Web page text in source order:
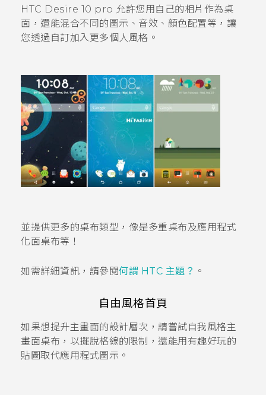
HTC Desire 10 pro 允許您用自己的相片作為桌
面，還能混合不同的圖示、音效、顏色配置等，讓
您透過自訂加入更多個人風格。
並提供更多的桌布類型，像是多重桌布及應用程式
化面桌布等！
如需詳細資訊，請參閱何謂 HTC 主題 ？ 。
自由風格首頁
如果想提升主畫面的設計層次，請嘗試自我風格主
畫面桌布，以擺脫格線的限制，還能用有趣好玩的
貼圖取代應用程式圖示。